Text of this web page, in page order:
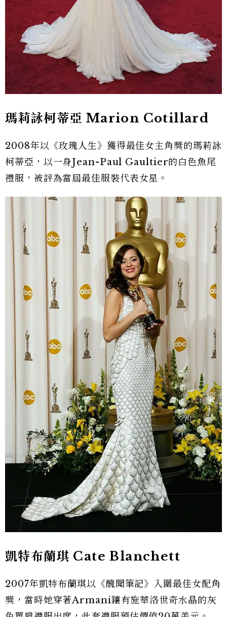
瑪莉詠柯蒂亞 Marion Cotillard
2008年以《玫瑰人生》獲得最佳女主角獎的瑪莉詠
柯蒂亞，以一身Jean-Paul Gaultier的白色魚尾
禮服，被評為當屆最佳服裝代表女星。
凱特布蘭琪 Cate Blanchett
2007年凱特布蘭琪以《醜聞筆記》入圍最佳女配角
獎，當時她穿著Armani鑲有施華洛世奇水晶的灰